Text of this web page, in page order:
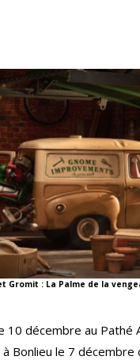
Gromit : La Palme de la
décembre au Pathé
Bonlieu le 7 décembre